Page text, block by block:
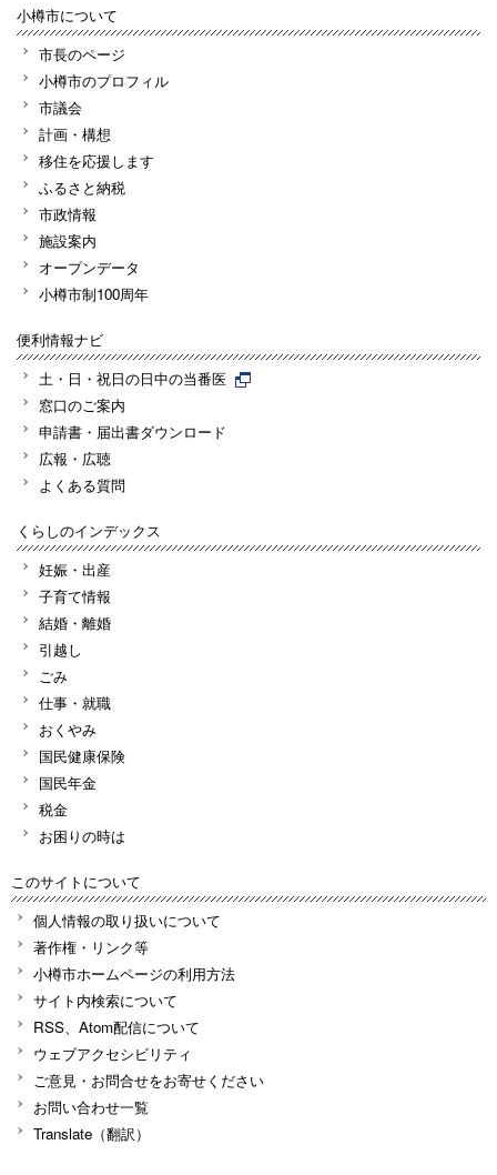
小樽市について
市長のページ
小樽市のプロフィル
市議会
計画・構想
移住を応援します
ふるさと納税
市政情報
施設案内
オープンデータ
小樽市制100周年
便利情報ナビ
土・日・祝日の日中の当番医
窓口のご案内
申請書・届出書ダウンロード
広報・広聴
よくある質問
くらしのインデックス
妊娠・出産
子育て情報
結婚・離婚
引越し
ごみ
仕事・就職
おくやみ
国民健康保険
国民年金
税金
お困りの時は
このサイトについて
個人情報の取り扱いについて
著作権・リンク等
小樽市ホームページの利用方法
サイト内検索について
RSS、Atom配信について
ウェブアクセシビリティ
ご意見・お問合せをお寄せください
お問い合わせ一覧
Translate（翻訳）